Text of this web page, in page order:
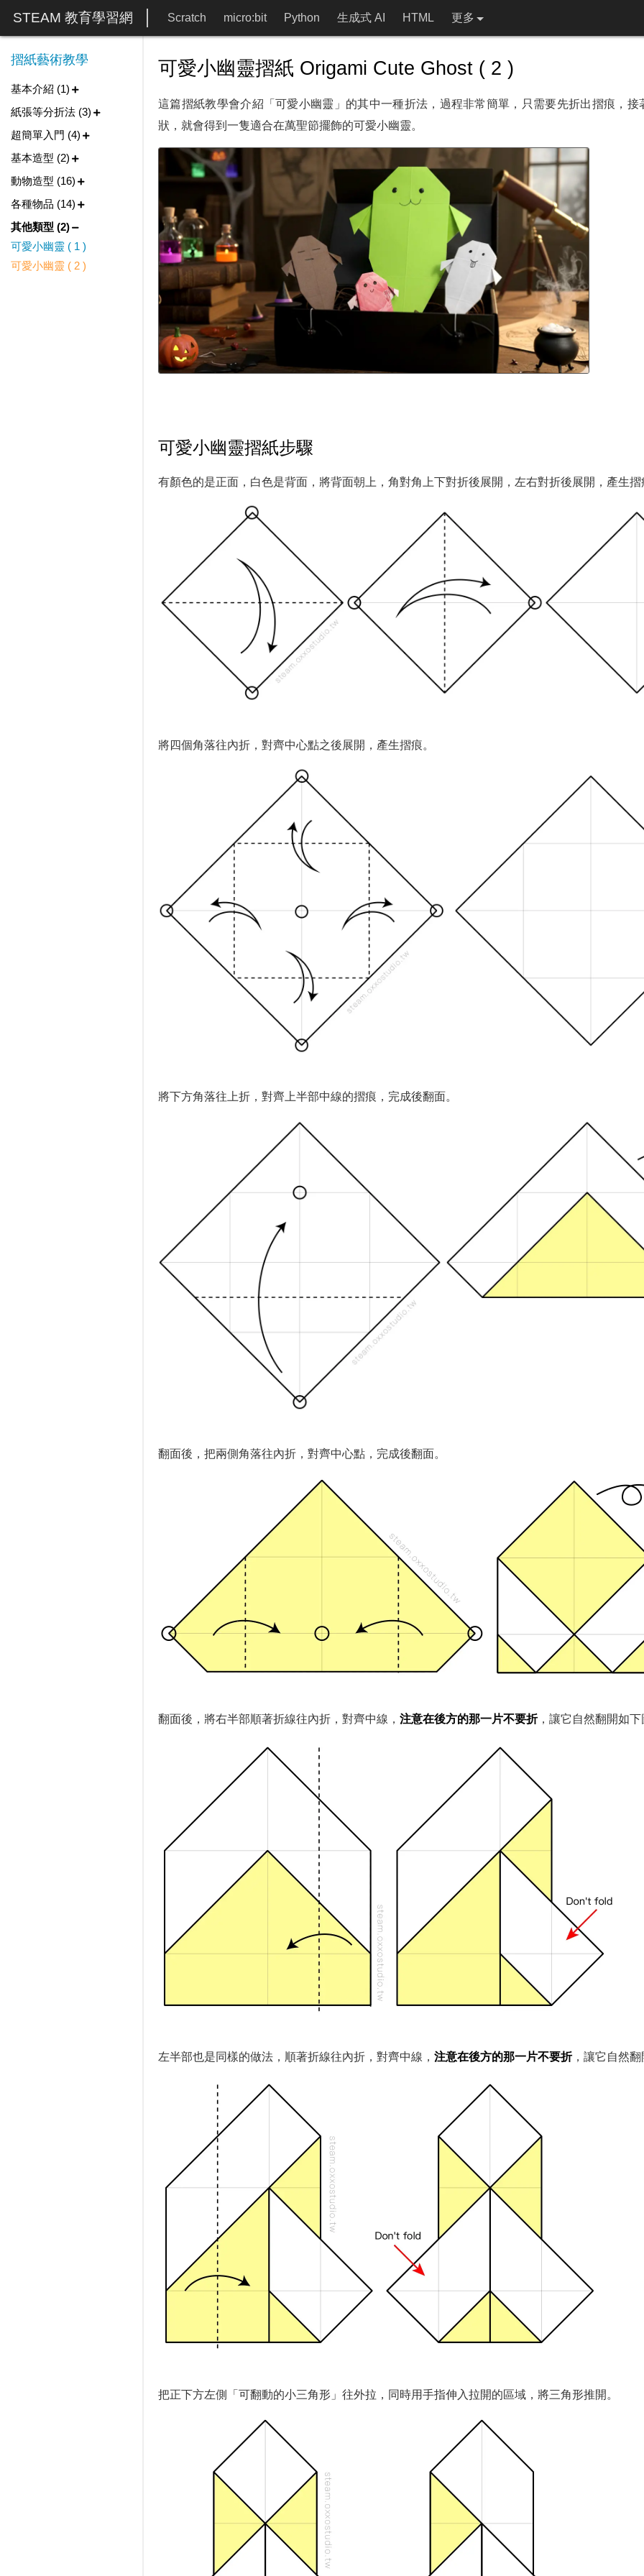
STEAM 教育學習網 Scratch micro:bit Python 生成式 AI HTML 更多
可愛小幽靈摺紙 Origami Cute Ghost ( 2 )
這篇摺紙教學會介紹「可愛小幽靈」的其中一種折法，過程非常簡單，只需要先折出摺痕，接
狀，就會得到一隻適合在萬聖節擺飾的可愛小幽靈。
可愛小幽靈摺紙步驟
有顏色的是正面，白色是背面，將背面朝上，角對角上下對折後展開，左右對折後展開，產生摺
將四個角落往內折，對齊中心點之後展開，產生摺痕。
將下方角落往上折，對齊上半部中線的摺痕，完成後翻面。
翻面後，把兩側角落往內折，對齊中心點，完成後翻面。
翻面後，將右半部順著折線往內折，對齊中線， 注意在後方的那一片不要折，讓它自然翻開如下
左半部也是同樣的做法，順著折線往內折，對齊中線， 注意在後方的那一片不要折，讓它自然
把正下方左側「可翻動的小三角形」往外拉，同時用手指伸入拉開的區域，將三角形推開。
摺紙藝術教學
基本介紹 (1)
紙張等分折法 (3)
超簡單入門 (4)
基本造型 (2)
動物造型 (16)
各種物品 (14)
其他類型 (2)
可愛小幽靈 ( 1 )
可愛小幽靈 ( 2 )